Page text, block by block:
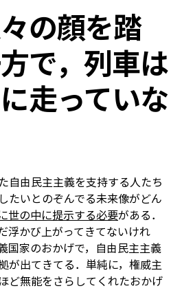
の顔を踏
で，列車は
走っていな
自由民主主義を支持する人たち
たいとのぞんでる未来像がどん
世の中に提示する必要がある．
浮かび上がってきてないけれ
国家のおかげで，自由民主主義
が出てきてる．単純に，権威主
ど無能をさらしてくれたおかげ